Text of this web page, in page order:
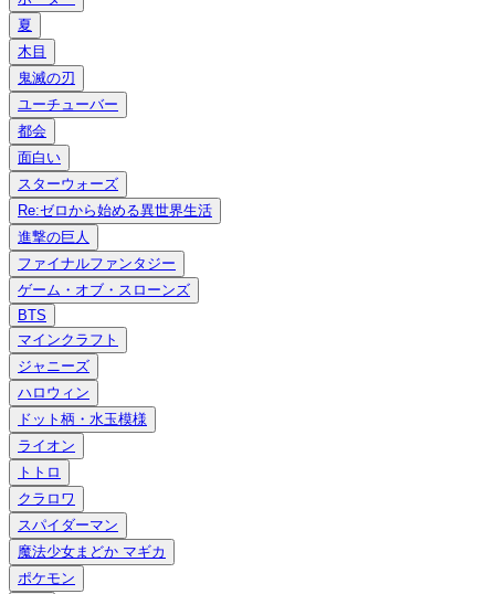
夏
木目
鬼滅の刃
ユーチューバー
都会
面白い
スターウォーズ
Re:ゼロから始める異世界生活
進撃の巨人
ファイナルファンタジー
ゲーム・オブ・スローンズ
BTS
マインクラフト
ジャニーズ
ハロウィン
ドット柄・水玉模様
ライオン
トトロ
クラロワ
スパイダーマン
魔法少女まどか マギカ
ポケモン